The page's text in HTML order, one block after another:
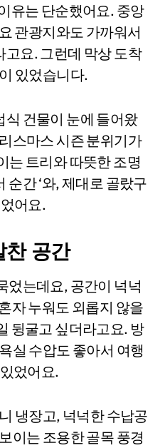
유는 단순했어요. 중앙
관광지와도 가까워서
요. 그런데 막상 도착
있었습니다.
건물이 눈에 들어왔
스마스 시즌 분위기가
는 트리와 따뜻한 조명
순간 ‘와, 제대로 골랐구
어요.
찬 공간
었는데요, 공간이 넉넉
자 누워도 외롭지 않을
뒹굴고 싶더라고요. 방
실 수압도 좋아서 여행
었어요.
냉장고, 넉넉한 수납공
이는 조용한 골목 풍경